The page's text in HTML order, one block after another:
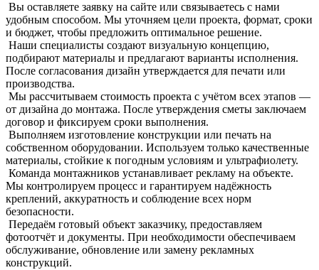
Вы оставляете заявку на сайте или связываетесь с нами
удобным способом. Мы уточняем цели проекта, формат, сроки
и бюджет, чтобы предложить оптимальное решение.
Наши специалисты создают визуальную концепцию,
подбирают материалы и предлагают варианты исполнения.
После согласования дизайн утверждается для печати или
производства.
Мы рассчитываем стоимость проекта с учётом всех этапов —
от дизайна до монтажа. После утверждения сметы заключаем
договор и фиксируем сроки выполнения.
Выполняем изготовление конструкции или печать на
собственном оборудовании. Используем только качественные
материалы, стойкие к погодным условиям и ультрафиолету.
Команда монтажников устанавливает рекламу на объекте.
Мы контролируем процесс и гарантируем надёжность
креплений, аккуратность и соблюдение всех норм
безопасности.
Передаём готовый объект заказчику, предоставляем
фотоотчёт и документы. При необходимости обеспечиваем
обслуживание, обновление или замену рекламных
конструкций.